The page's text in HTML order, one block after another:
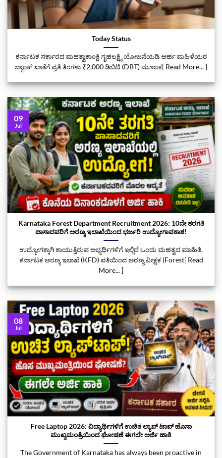
Today Status
ಕರ್ನಾಟಕ ಸರ್ಕಾರದ ಮಹತ್ವಾಕಾಂಕ್ಷಿ ಗೃಹಲಕ್ಷ್ಮಿ ಯೋಜನೆಯಡಿ ಅರ್ಹ ಮಹಿಳೆಯರ
ಬ್ಯಾಂಕ್ ಖಾತೆಗೆ ಪ್ರತಿ ತಿಂಗಳು ₹2,000 ಡಿಬಿಟಿ (DBT) ಮೂಲಕ[ Read More... ]
Karnataka Forest Department Recruitment 2026: 10ನೇ ತರಗತಿ
ಪಾಸಾದವರಿಗೆ ಅರಣ್ಯ ಇಲಾಖೆಯಿಂದ ಭರ್ಜರಿ ಉದ್ಯೋಗಾವಕಾಶ!
ಉದ್ಯೋಗಕ್ಕಾಗಿ ಕಾಯುತ್ತಿರುವ ಅಭ್ಯರ್ಥಿಗಳಿಗೆ ಇಲ್ಲಿದೆ ಒಂದು ಮಹತ್ವದ ಮಾಹಿತಿ.
ಕರ್ನಾಟಕ ಅರಣ್ಯ ಇಲಾಖೆ (KFD) ವತಿಯಿಂದ ಅರಣ್ಯ ವೀಕ್ಷಕ (Forest[ Read
More... ]
09
Jul
Free Laptop 2026: ವಿದ್ಯಾರ್ಥಿಗಳಿಗೆ ಉಚಿತ ಲ್ಯಾಪ್‌ ಟಾಪ್‌ ಹೊಸಾ
ಮುಖ್ಯಮಂತ್ರಿಯಿಂದ ಘೋಷಣೆ ಈಗಲೇ ಅರ್ಜಿ ಹಾಕಿ
The Government of Karnataka has always been proactive in
08
Jul